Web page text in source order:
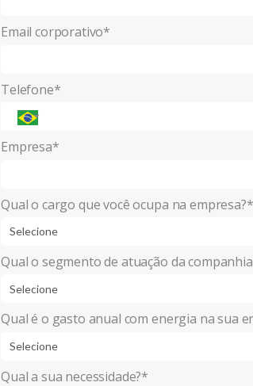
Email corporativo*
Telefone*
Empresa*
Qual o cargo que você ocupa na empresa?*
Qual o segmento de atuação da
Qual é o gasto anual com energia na sua
Qual a sua necessidade?*